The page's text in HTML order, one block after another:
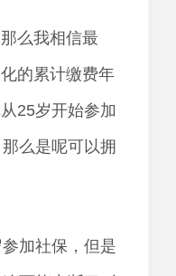
么我相信最
的累计缴费年
25岁开始参加
么是呢可以拥
加社保，但是